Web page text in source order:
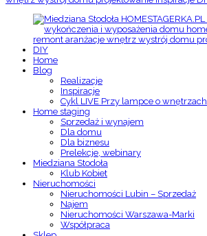
Home
Blog
Realizacje
Inspiracje
Cykl LIVE Przy lampce o wnętrzach
Home staging
Sprzedaż i wynajem
Dla domu
Dla biznesu
Prelekcje, webinary
Miedziana Stodoła
Klub Kobiet
Nieruchomości
Nieruchomości Lubin – Sprzedaż
Najem
Nieruchomości Warszawa-Marki
Współpraca